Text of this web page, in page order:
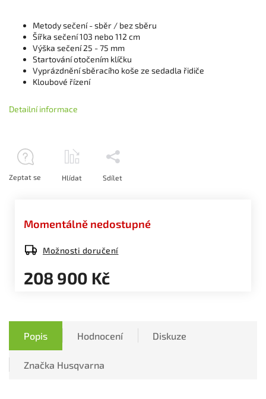
208 900 Kč
Momentálně nedostupné
Možnosti doručení
Metody sečení - sběr / bez sběru
Šířka sečení 103 nebo 112 cm
Výška sečení 25 - 75 mm
Startování otočením klíčku
Vyprázdnění sběracího koše ze sedadla řidiče
Kloubové řízení
Detailní informace
Zeptat se Hlídat Sdílet
Popis Hodnocení Diskuze
Značka Husqvarna